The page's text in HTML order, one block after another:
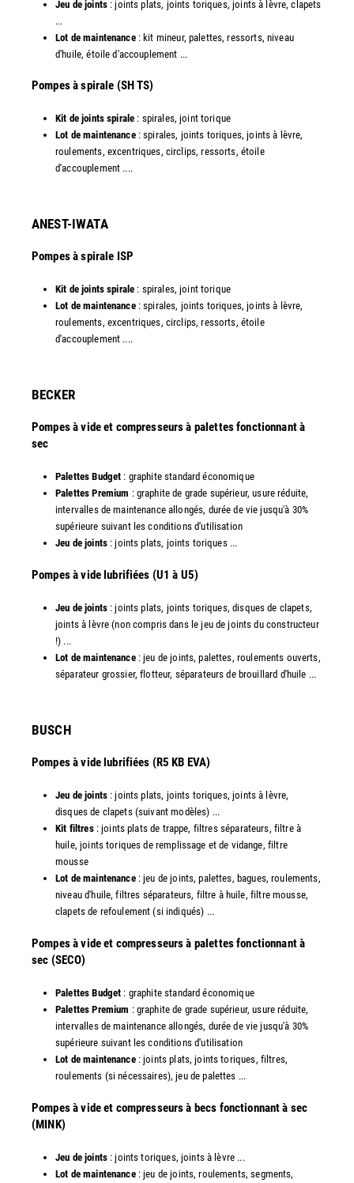
Jeu de joints : joints plats, joints toriques, joints à lèvre, clapets
...
Lot de maintenance: kit mineur, palettes, ressorts, niveau
d'huile, étoile d'accouplement ...​
​Pompes à spirale (SH TS)
Kit de joints spirale : spirales, joint torique
Lot de maintenance: spirales, joints toriques, joints à lèvre,
roulements, excentriques, circlips, ressorts, étoile
d'accouplement ....​
ANEST-IWATA
Pompes à spirale ISP
Kit de joints spirale : spirales, joint torique
Lot de maintenance: spirales, joints toriques, joints à lèvre,
roulements, excentriques, circlips, ressorts, étoile
d'accouplement ....
​BECKER
Pompes à vide et compresseurs à palettes fonctionnant à
sec
Palettes Budget : graphite standard économique
Palettes Premium : graphite de grade supérieur, usure réduite,
intervalles de maintenance allongés, durée de vie jusqu'à 30%
supérieure suivant les conditions d'utilisation
Jeu de joints: joints plats, joints toriques ...
​Pompes à vide lubrifiées (U1 à U5)
Jeu de joints: joints plats, joints toriques, disques de clapets,
joints à lèvre (non compris dans le jeu de joints du constructeur
!) ...
Lot de maintenance: jeu de joints, palettes, roulements ouverts,
séparateur grossier, flotteur, séparateurs de brouillard d'huile ...
​BUSCH
Pompes à vide lubrifiées (R5 KB EVA)
Jeu de joints : joints plats, joints toriques, joints à lèvre,
disques de clapets (suivant modèles) ...
Kit filtres: joints plats de trappe, filtres séparateurs, filtre à
huile, joints toriques de remplissage et de vidange, filtre
mousse
Lot de maintenance: jeu de joints, palettes, bagues, roulements,
niveau d'huile, filtres séparateurs, filtre à huile, filtre mousse,
clapets de refoulement (si indiqués) ...
​Pompes à vide et compresseurs à palettes fonctionnant à
sec (SECO)
Palettes Budget : graphite standard économique
Palettes Premium : graphite de grade supérieur, usure réduite,
intervalles de maintenance allongés, durée de vie jusqu'à 30%
supérieure suivant les conditions d'utilisation
Lot de maintenance: joints plats, joints toriques, filtres,
roulements (si nécessaires), jeu de palettes ...
Pompes à vide et compresseurs à becs fonctionnant à sec
(MINK)
Jeu de joints: joints toriques, joints à lèvre ...
Lot de maintenance: jeu de joints, roulements, segments,